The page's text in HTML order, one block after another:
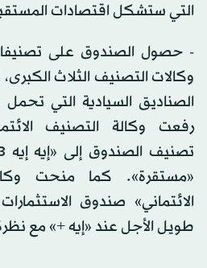
التي ستشكل اقتصادات
- حصول الصندوق على
وكالات التصنيف الثلاث
الصناديق السيادية التي
رفعت وكالة التصنيف
«مستقرة». كما منحت
الائتماني» صندوق
طويل الأجل عند «إيه +» مع